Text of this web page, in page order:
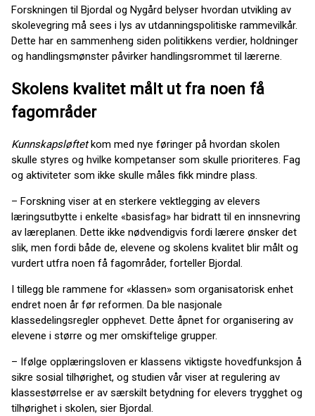
Forskningen til Bjordal og Nygård belyser hvordan utvikling av
skolevegring må sees i lys av utdanningspolitiske rammevilkår.
Dette har en sammenheng siden politikkens verdier, holdninger
og handlingsmønster påvirker handlingsrommet til lærerne.
Skolens kvalitet målt ut fra noen få
fagområder
Kunnskapsløftetkom med nye føringer på hvordan skolen
skulle styres og hvilke kompetanser som skulle prioriteres. Fag
og aktiviteter som ikke skulle måles fikk mindre plass.
– Forskning viser at en sterkere vektlegging av elevers
læringsutbytte i enkelte «basisfag» har bidratt til en innsnevring
av læreplanen. Dette ikke nødvendigvis fordi lærere ønsker det
slik, men fordi både de, elevene og skolens kvalitet blir målt og
vurdert utfra noen få fagområder, forteller Bjordal.
I tillegg ble rammene for «klassen» som organisatorisk enhet
endret noen år før reformen. Da ble nasjonale
klassedelingsregler opphevet. Dette åpnet for organisering av
elevene i større og mer omskiftelige grupper.
– Ifølge opplæringsloven er klassens viktigste hovedfunksjon å
sikre sosial tilhørighet, og studien vår viser at regulering av
klassestørrelse er av særskilt betydning for elevers trygghet og
tilhørighet i skolen, sier Bjordal.